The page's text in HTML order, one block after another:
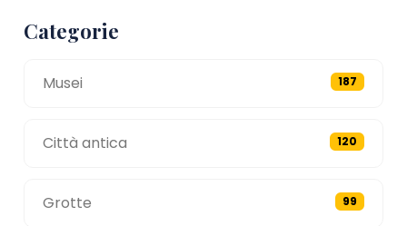
Categorie
Musei 187
Città antica 120
Grotte 99